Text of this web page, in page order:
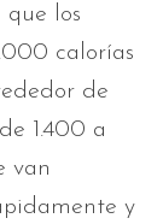
que los
calorías
de
1.400 a
van
y